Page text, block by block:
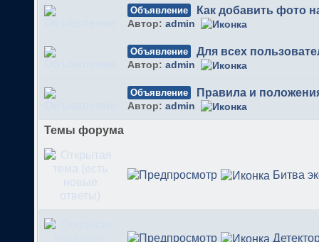
Объявление Как добавить фото
Автор: admin
Объявление Для всех
Автор: admin
Объявление Правила и
Автор: admin
Темы форума
Битва